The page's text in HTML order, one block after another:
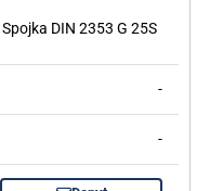
Spojka DIN 2353 G 25S
-
-